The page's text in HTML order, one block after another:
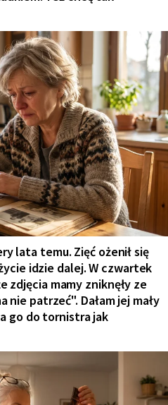
lata temu. Zięć ożenił się
idzie dalej. W czwartek
zdjęcia mamy zniknęły ze
nie patrzeć". Dałam jej mały
go do tornistra jak